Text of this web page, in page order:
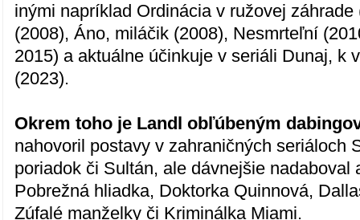
inými napríklad Ordinácia v ružovej
(2008), Áno, miláčik (2008), Nesmrteľní
2015) a aktuálne účinkuje v seriáli Dunaj, k
(2023).
Okrem toho je Landl obľúbeným
nahovoril postavy v zahraničných seriáloch
poriadok či Sultán, ale dávnejšie nadaboval
Pobrežná hliadka, Doktorka Quinnová,
Zúfalé manželky či Kriminálka Miami.